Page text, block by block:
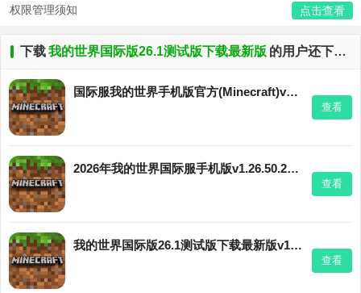
权限管理须知 点击查看
下载我的世界国际版26.1测试版下载最新版 的用户还下载了
国际服我的世界手机版官方(Minecraft)v1.26.50.24安卓最新版
查看
2026年我的世界国际服手机版v1.26.50.22手机版
查看
我的世界国际版26.1测试版下载最新版v1.26.50.24安卓版
查看